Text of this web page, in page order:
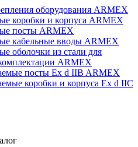
оборудования ARMEX
коробки и корпуса ARMEX
посты ARMEX
кабельные вводы ARMEX
оболочки из стали для
ARMEX
посты Ex d IIB ARMEX
коробки и корпуса Ex d IIС